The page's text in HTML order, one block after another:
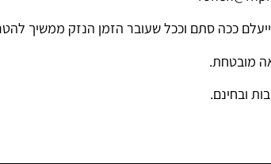
ככה סתם וככל שעובר הזמן הנזק ממשיך
מובטחת.
ובחינם.